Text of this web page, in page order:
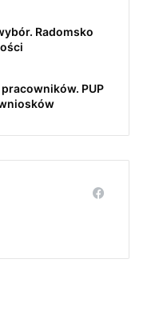
Radomsko
pracowników. PUP